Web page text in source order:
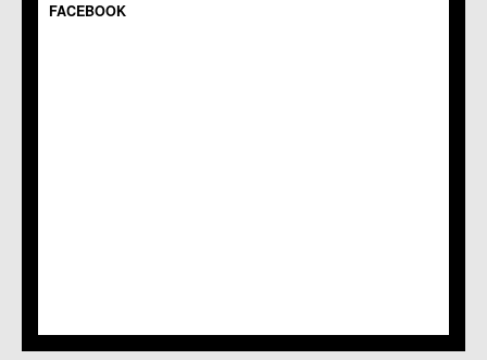
FACEBOOK